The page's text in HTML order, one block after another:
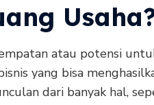
atau potensi
yang bisa
dari banyak hal,